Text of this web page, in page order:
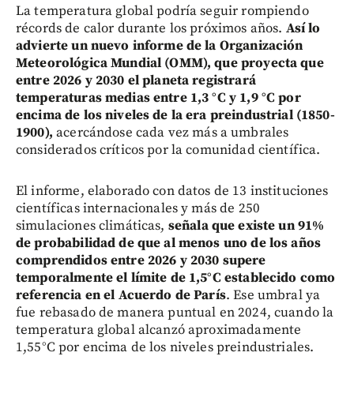
La temperatura global podría seguir rompiendo
récords de calor durante los próximos años. Así lo
advierte un nuevo informe de la Organización
Meteorológica Mundial (OMM), que proyecta que
entre 2026 y 2030 el planeta registrará
temperaturas medias entre 1,3 °C y 1,9 °C por
encima de los niveles de la era preindustrial (1850-
1900), acercándose cada vez más a umbrales
considerados críticos por la comunidad científica.
El informe, elaborado con datos de 13 instituciones
científicas internacionales y más de 250
simulaciones climáticas, señala que existe un 91%
de probabilidad de que al menos uno de los años
comprendidos entre 2026 y 2030 supere
temporalmente el límite de 1,5°C establecido como
referencia en el Acuerdo de París. Ese umbral ya
fue rebasado de manera puntual en 2024, cuando la
temperatura global alcanzó aproximadamente
1,55°C por encima de los niveles preindustriales.